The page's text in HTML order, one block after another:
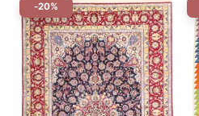
-20%